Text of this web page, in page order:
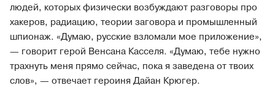
людей, которых физически возбуждают разговоры про
хакеров, радиацию, теории заговора и промышленный
шпионаж. «Думаю, русские взломали мое приложение»,
— говорит герой Венсана Касселя. «Думаю, тебе нужно
трахнуть меня прямо сейчас, пока я заведена от твоих
слов», — отвечает героиня Дайан Крюгер.